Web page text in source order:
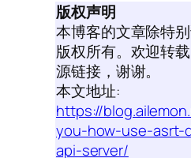
版权声明
本博客的文章除特
版权所有。欢迎转
源链接，谢谢。
本文地址:
https://
you-how-use-asrt-
api-server/